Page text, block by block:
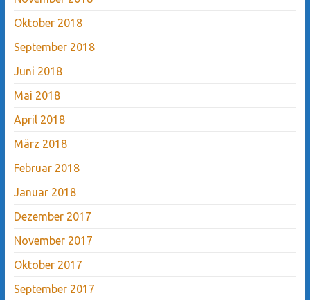
Oktober 2018
September 2018
Juni 2018
Mai 2018
April 2018
März 2018
Februar 2018
Januar 2018
Dezember 2017
November 2017
Oktober 2017
September 2017